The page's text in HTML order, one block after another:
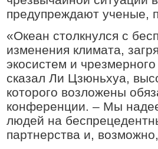
предупреждают ученые,
«Океан столкнулся с
изменения климата,
экосистем и
сказал Ли Цзюньхуа,
которого возложены
конференции. – Мы
людей на
партнерства и,